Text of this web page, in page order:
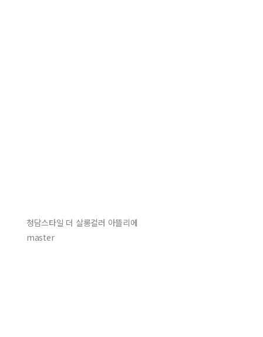
청담스타일 더 살롱컬러 아뜰리에
master